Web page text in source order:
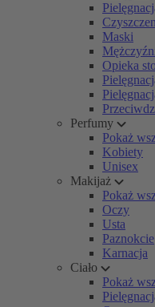
Maski
Opieka
Perfumy
Pokaż
Kobiety
Unisex
Makijaż
Pokaż
Oczy
Usta
Paznokcie
Karnacja
Ciało
Pokaż